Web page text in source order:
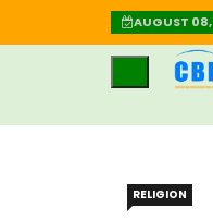
AUGUST 08,
RELIGION